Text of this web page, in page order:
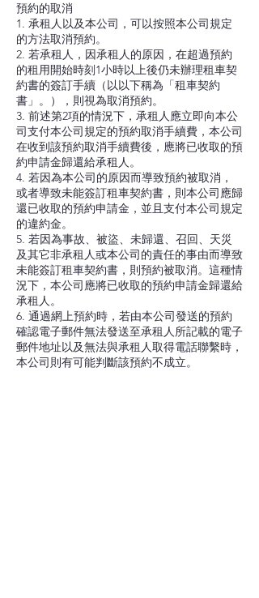
預約的取消
1. 承租人以及本公司，可以按照本公司規定
的方法取消預約。
2. 若承租人，因承租人的原因，在超過預約
的租用開始時刻1小時以上後仍未辦理租車契
約書的簽訂手續（以以下稱為「租車契約
書」。），則視為取消預約。
3. 前述第2項的情況下，承租人應立即向本公
司支付本公司規定的預約取消手續費，本公司
在收到該預約取消手續費後，應將已收取的預
約申請金歸還給承租人。
4. 若因為本公司的原因而導致預約被取消，
或者導致未能簽訂租車契約書，則本公司應歸
還已收取的預約申請金，並且支付本公司規定
的違約金。
5. 若因為事故、被盜、未歸還、召回、天災
及其它非承租人或本公司的責任的事由而導致
未能簽訂租車契約書，則預約被取消。這種情
況下，本公司應將已收取的預約申請金歸還給
承租人。
6. 通過網上預約時，若由本公司發送的預約
確認電子郵件無法發送至承租人所記載的電子
郵件地址以及無法與承租人取得電話聯繫時，